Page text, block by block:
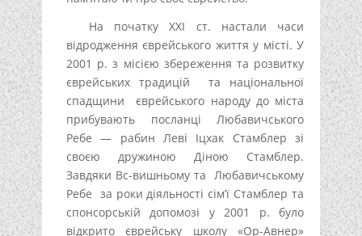
На початку XXI ст. настали часи
відродження єврейського життя у місті. У
2001 р. з місією збереження та розвитку
єврейських традицій та національної
спадщини єврейського народу до міста
прибувають посланці Любавичського
Ребе — рабин Леві Іцхак Стамблер зі
своєю дружиною Діною Стамблер.
Завдяки Вс-вишньому та Любавичському
Ребе за роки діяльності сім’ї Стамблер та
спонсорській допомозі у 2001 р. було
відкрито єврейську школу «Ор-Авнер»